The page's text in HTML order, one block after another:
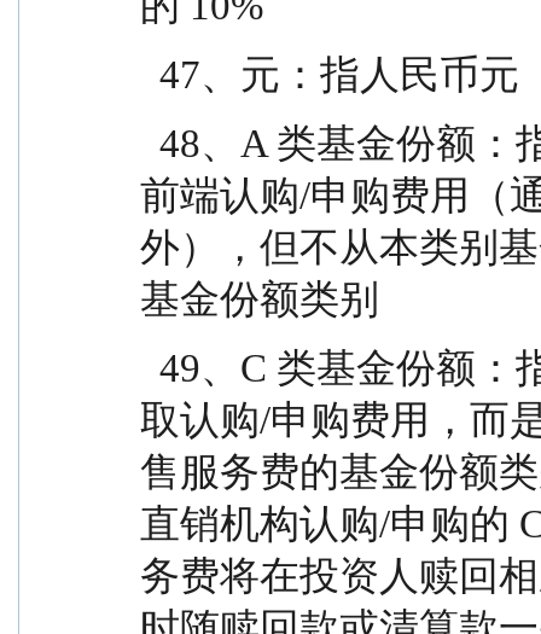
  47、元：指人民币元
前端认购/申购费用（
外），但不从本类别
基金份额类别
取认购/申购费用，而
售服务费的基金份额
直销机构认购/申购的
务费将在投资人赎回